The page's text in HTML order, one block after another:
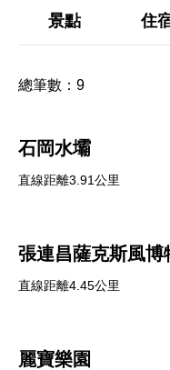
景點 住
總筆數： 9
石岡水壩
直線距離3.91公里
張連昌薩克斯風博
直線距離4.45公里
麗寶樂園